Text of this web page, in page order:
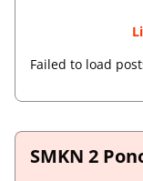
Failed to load
SMKN 2